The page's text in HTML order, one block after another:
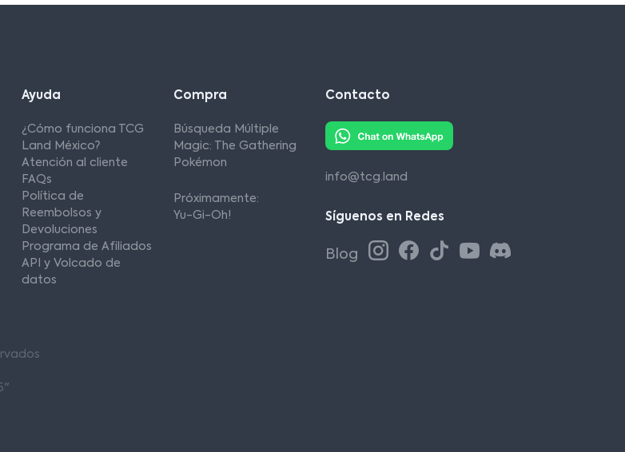
Ayuda
¿Cómo funciona TCG
Land México?
Atención al cliente
FAQs
Política de
Reembolsos y
Devoluciones
Programa de Afiliados
API y Volcado de
datos
Compra
Búsqueda Múltiple
Magic: The Gathering
Pokémon
Próximamente:
Yu-Gi-Oh!
Contacto
info@tcg.land
Síguenos en Redes
Blog